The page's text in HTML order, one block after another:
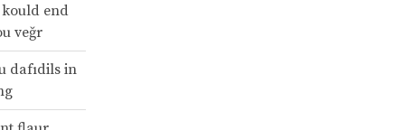
kould end
veğr
dafıdils in